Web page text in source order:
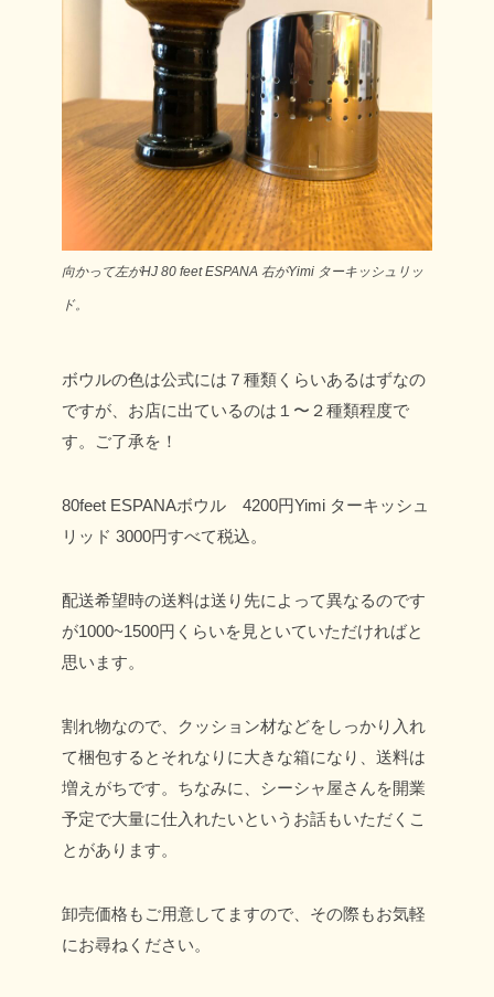
向かって左がHJ 80 feet ESPANA 右がYimi ターキッシュリッ
ド。
ボウルの色は公式には７種類くらいあるはずなの
ですが、お店に出ているのは１〜２種類程度で
す。ご了承を！
80feet ESPANAボウル 4200円Yimi ターキッシュ
リッド 3000円すべて税込。
配送希望時の送料は送り先によって異なるのです
が1000~1500円くらいを見といていただければと
思います。
割れ物なので、クッション材などをしっかり入れ
て梱包するとそれなりに大きな箱になり、送料は
増えがちです。 ちなみに、シーシャ屋さんを開業
予定で大量に仕入れたいというお話もいただくこ
とがあります。
卸売価格もご用意してますので、その際もお気軽
にお尋ねください。